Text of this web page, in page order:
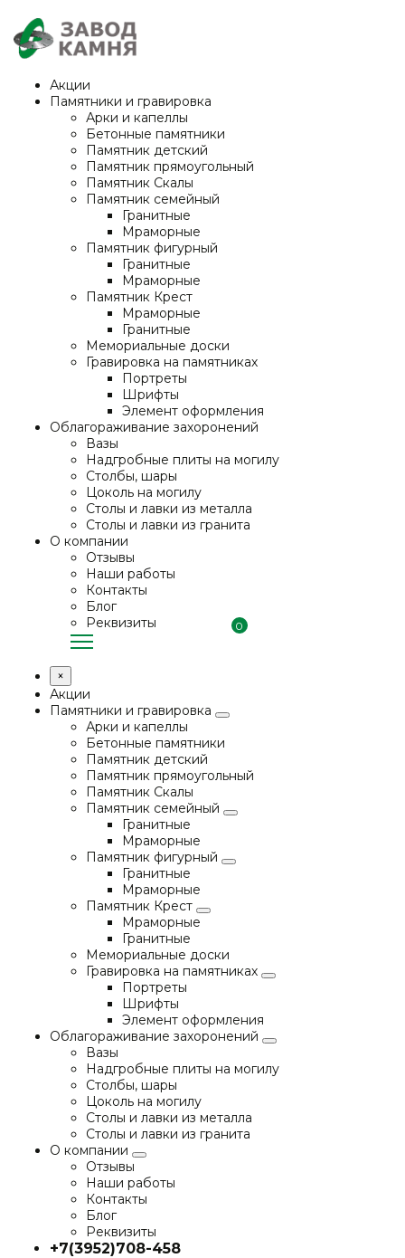
Акции
Памятники и гравировка
Арки и капеллы
Бетонные памятники
Памятник детский
Памятник прямоугольный
Памятник Скалы
Памятник семейный
Гранитные
Мраморные
Памятник фигурный
Гранитные
Мраморные
Памятник Крест
Мраморные
Гранитные
Мемориальные доски
Гравировка на памятниках
Портреты
Шрифты
Элемент оформления
Облагораживание захоронений
Вазы
Надгробные плиты на могилу
Столбы, шары
Цоколь на могилу
Столы и лавки из металла
Столы и лавки из гранита
О компании
Отзывы
Наши работы
Контакты
Блог
Реквизиты
0
×
Акции
Памятники и гравировка
Арки и капеллы
Бетонные памятники
Памятник детский
Памятник прямоугольный
Памятник Скалы
Памятник семейный
Гранитные
Мраморные
Памятник фигурный
Гранитные
Мраморные
Памятник Крест
Мраморные
Гранитные
Мемориальные доски
Гравировка на памятниках
Портреты
Шрифты
Элемент оформления
Облагораживание захоронений
Вазы
Надгробные плиты на могилу
Столбы, шары
Цоколь на могилу
Столы и лавки из металла
Столы и лавки из гранита
О компании
Отзывы
Наши работы
Контакты
Блог
Реквизиты
+7(3952)708-458